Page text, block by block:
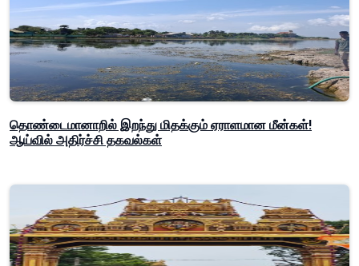
தொண்டைமானாறில் இறந்து மிதக்கும் ஏராளமான மீன்கள்!
ஆய்வில் அதிர்ச்சி தகவல்கள்